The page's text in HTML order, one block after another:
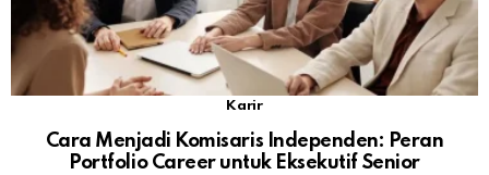
Karir
Cara Menjadi Komisaris Independen: Peran
Portfolio Career untuk Eksekutif Senior